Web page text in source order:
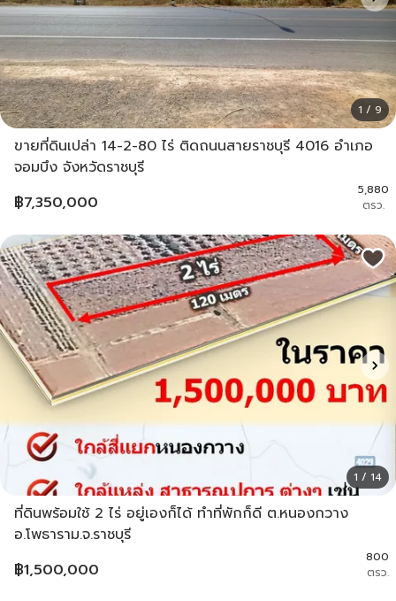
1 / 9
ขายที่ดินเปล่า 14-2-80 ไร่ ติดถนนสายราชบุรี 4016 อำเภอ
จอมบึง จังหวัดราชบุรี
฿7,350,000
5,880
ตรว.
1 / 14
ที่ดินพร้อมใช้ 2 ไร่ อยู่เองก็ได้ ทำที่พักก็ดี ต.หนองกวาง
อ.โพธาราม.จ.ราชบุรี
฿1,500,000
800
ตรว.